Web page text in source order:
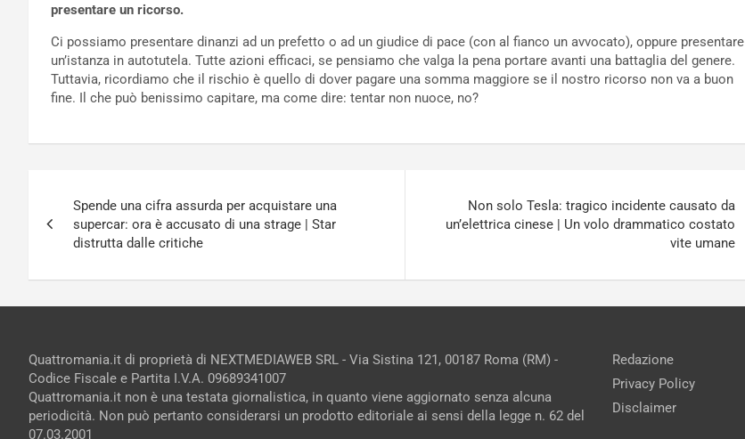
presentare un ricorso.
Ci possiamo presentare dinanzi ad un prefetto o ad un giudice di pace (con al fianco un avvocato), oppure presentare
un’istanza in autotutela. Tutte azioni efficaci, se pensiamo che valga la pena portare avanti una battaglia del genere.
Tuttavia, ricordiamo che il rischio è quello di dover pagare una somma maggiore se il nostro ricorso non va a buon
fine. Il che può benissimo capitare, ma come dire: tentar non nuoce, no?
articoli
Spende una cifra assurda per acquistare una
supercar: ora è accusato di una strage | Star
distrutta dalle critiche
Non solo Tesla: tragico incidente causato da
un’elettrica cinese | Un volo drammatico costato
vite umane
Quattromania.it di proprietà di NEXTMEDIAWEB SRL - Via Sistina 121, 00187 Roma (RM) -
Codice Fiscale e Partita I.V.A. 09689341007
Quattromania.it non è una testata giornalistica, in quanto viene aggiornato senza alcuna
periodicità. Non può pertanto considerarsi un prodotto editoriale ai sensi della legge n. 62 del
07.03.2001
Redazione
Privacy Policy
Disclaimer